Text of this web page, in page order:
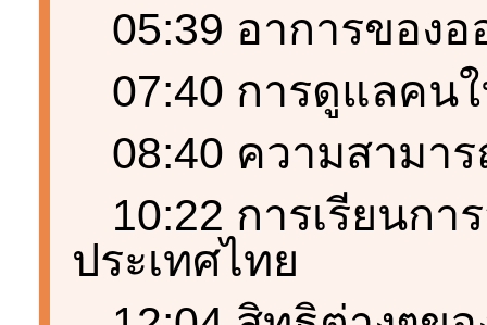
05:39 อาการของ
07:40 การดูแลคน
08:40 ความสามา
10:22 การเรียนก
ประเทศไทย